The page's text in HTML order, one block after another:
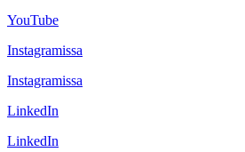
YouTube
Instagramissa
Instagramissa
LinkedIn
LinkedIn